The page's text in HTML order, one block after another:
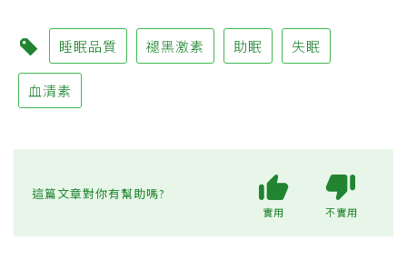
睡眠品質 褪黑激素 助眠 失眠
血清素
這篇文章對你有幫助嗎?
實用 不實用